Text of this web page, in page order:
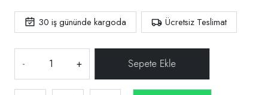
30 iş gününde kargoda Ücretsiz Teslimat
- +